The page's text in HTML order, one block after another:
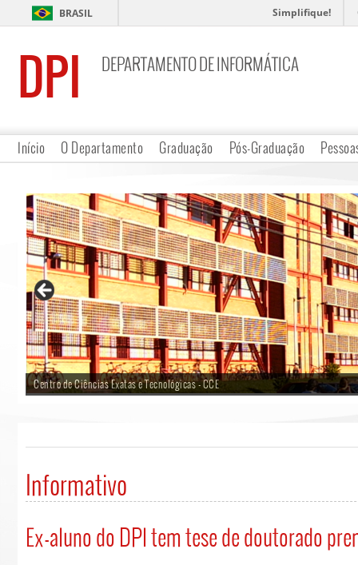
BRASIL Simplifique!
DPI DEPARTAMENTO DE INFORMÁTICA
Início O Departamento Graduação Pós-Graduação
Centro de Ciências Exatas e Tecnológicas - CCE
Informativo
Ex-aluno do DPI tem tese de doutorado